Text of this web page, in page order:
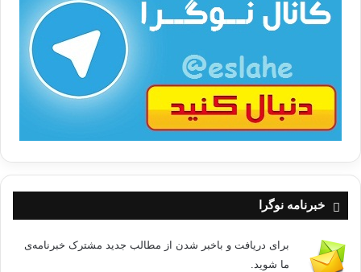
خبرنامه نوگرا
برای دریافت و باخبر شدن از مطالب جدید مشترک خبرنامه‌ی
ما شوید.